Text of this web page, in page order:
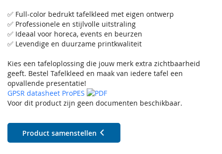
✅ Full-color bedrukt tafelkleed met eigen ontwerp
✅ Professionele en stijlvolle uitstraling
✅ Ideaal voor horeca, events en beurzen
✅ Levendige en duurzame printkwaliteit
Kies een tafeloplossing die jouw merk extra zichtbaarheid
geeft. Bestel Tafelkleed en maak van iedere tafel een
opvallende presentatie!
GPSR datasheet ProPES
Voor dit product zijn geen documenten beschikbaar.
Product samenstellen